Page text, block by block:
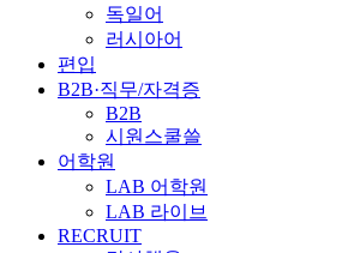
독일어
러시아어
편입
B2B·직무/자격증
B2B
시원스쿨쓸
어학원
LAB 어학원
LAB 라이브
RECRUIT